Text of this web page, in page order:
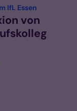
IfL Essen
von